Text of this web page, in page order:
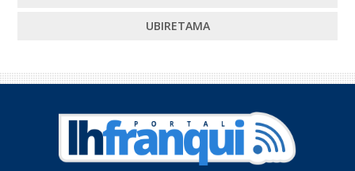
UBIRETAMA